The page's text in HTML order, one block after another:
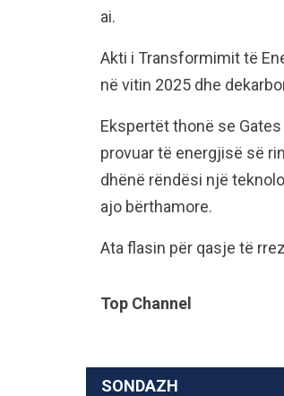
ai.
Akti i Transformimit të
në vitin 2025 dhe
Ekspertët thonë se
provuar të energjisë së
dhënë rëndësi një
ajo bërthamore.
Ata flasin për qasje të
Top Channel
SONDAZH